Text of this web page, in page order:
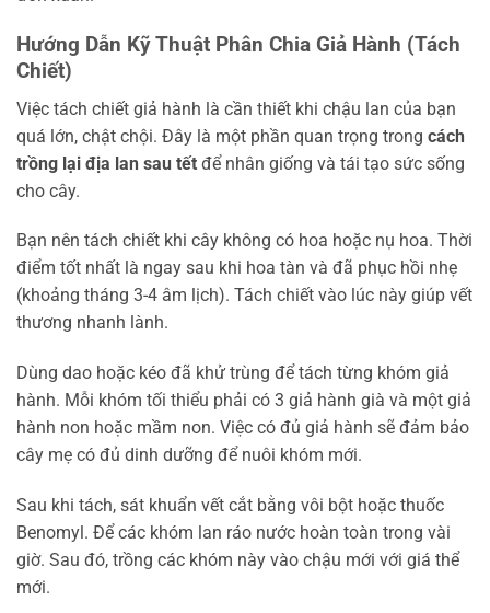
Hướng Dẫn Kỹ Thuật Phân Chia Giả Hành (Tách
Chiết)
Việc tách chiết giả hành là cần thiết khi chậu lan của bạn
quá lớn, chật chội. Đây là một phần quan trọng trong cách
trồng lại địa lan sau tết để nhân giống và tái tạo sức sống
cho cây.
Bạn nên tách chiết khi cây không có hoa hoặc nụ hoa. Thời
điểm tốt nhất là ngay sau khi hoa tàn và đã phục hồi nhẹ
(khoảng tháng 3-4 âm lịch). Tách chiết vào lúc này giúp vết
thương nhanh lành.
Dùng dao hoặc kéo đã khử trùng để tách từng khóm giả
hành. Mỗi khóm tối thiểu phải có 3 giả hành già và một giả
hành non hoặc mầm non. Việc có đủ giả hành sẽ đảm bảo
cây mẹ có đủ dinh dưỡng để nuôi khóm mới.
Sau khi tách, sát khuẩn vết cắt bằng vôi bột hoặc thuốc
Benomyl. Để các khóm lan ráo nước hoàn toàn trong vài
giờ. Sau đó, trồng các khóm này vào chậu mới với giá thể
mới.